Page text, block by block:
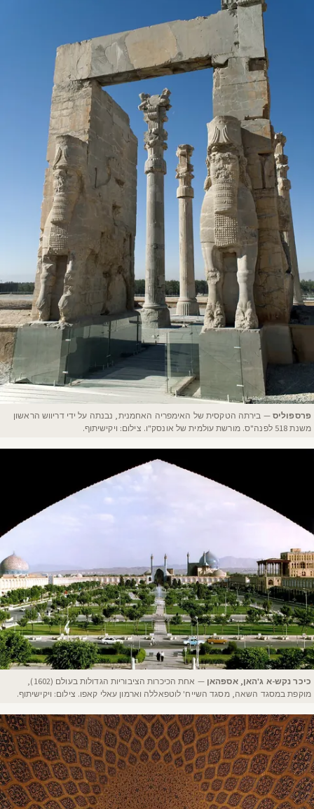
פרספוליס— בירתה הטקסית של האימפריה האחמנית, נבנתה על ידי דריווש הראשון
משנת 518 לפנה"ס. מורשת עולמית של אונסק"ו. צילום: ויקישיתוף.
כיכר נקש-א ג'האן, אספהאן
— אחת הכיכרות הציבוריות הגדולות בעולם (1602),
מוקפת במסגד השאה, מסגד השייח' לוטפאללה וארמון עאלי קאפו. צילום: ויקישיתוף.